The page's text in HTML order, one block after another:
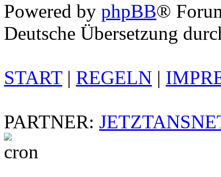
Powered by phpBB®
Deutsche Übersetzung
START| REGELN |
PARTNER: